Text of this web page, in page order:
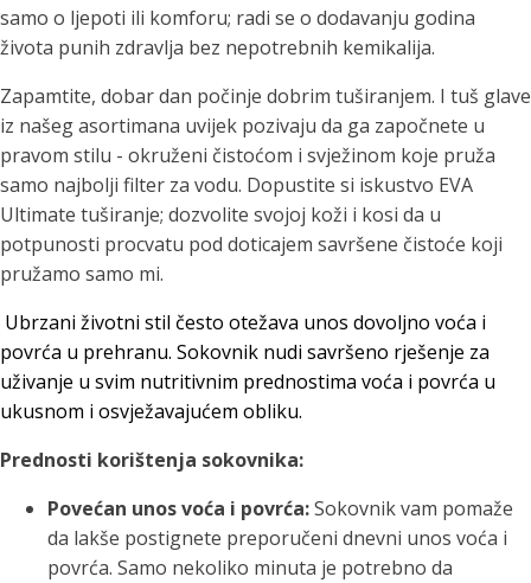
samo o ljepoti ili komforu; radi se o dodavanju godina
života punih zdravlja bez nepotrebnih kemikalija.
Zapamtite, dobar dan počinje dobrim tuširanjem. I tuš glave
iz našeg asortimana uvijek pozivaju da ga započnete u
pravom stilu - okruženi čistoćom i svježinom koje pruža
samo najbolji filter za vodu. Dopustite si iskustvo EVA
Ultimate tuširanje; dozvolite svojoj koži i kosi da u
potpunosti procvatu pod doticajem savršene čistoće koji
pružamo samo mi.
Ubrzani životni stil često otežava unos dovoljno voća i
povrća u prehranu. Sokovnik nudi savršeno rješenje za
uživanje u svim nutritivnim prednostima voća i povrća u
ukusnom i osvježavajućem obliku.
Prednosti korištenja sokovnika:
Povećan unos voća i povrća:Sokovnik vam pomaže
da lakše postignete preporučeni dnevni unos voća i
povrća. Samo nekoliko minuta je potrebno da